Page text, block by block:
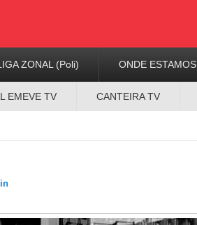
ZONAL (Poli) ONDE ESTAMOS
EMEVE TV CANTEIRA TV